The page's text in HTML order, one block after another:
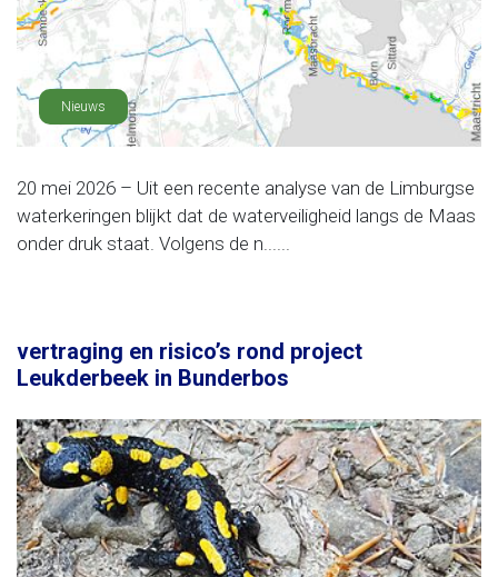
Nieuws
20 mei 2026 – Uit een recente analyse van de Limburgse
waterkeringen blijkt dat de waterveiligheid langs de Maas
onder druk staat. Volgens de n......
vertraging en risico’s rond project
Leukderbeek in Bunderbos